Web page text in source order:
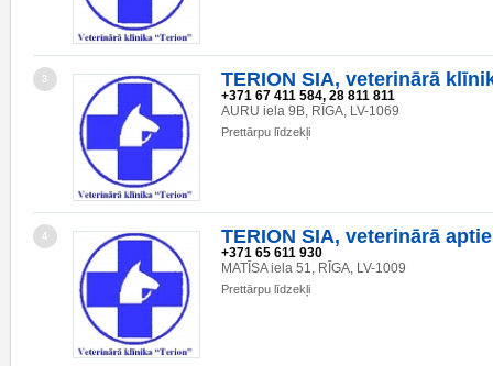
3 TERION SIA, veterinārā
+371 67 411 584, 28 811 811
AURU iela 9B, RĪGA, LV-1069
Prettārpu līdzekļi
4 TERION SIA, veterinārā
+371 65 611 930
MATĪSA iela 51, RĪGA, LV-1009
Prettārpu līdzekļi